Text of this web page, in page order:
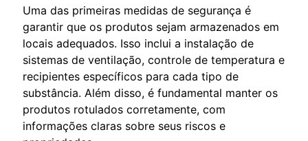
Uma das primeiras medidas de segurança é
garantir que os produtos sejam armazenados em
locais adequados. Isso inclui a instalação de
sistemas de ventilação, controle de temperatura e
recipientes específicos para cada tipo de
substância. Além disso, é fundamental manter os
produtos rotulados corretamente, com
informações claras sobre seus riscos e